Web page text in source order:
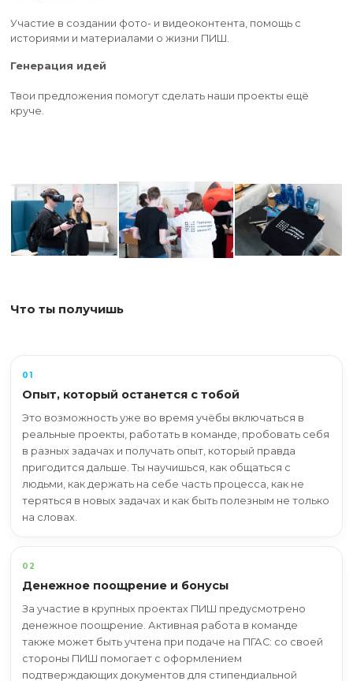
Участие в создании фото- и видеоконтента,
историями и материалами о жизни ПИШ.
Генерация идей
Твои предложения помогут сделать наши
круче.